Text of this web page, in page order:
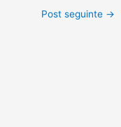
Post seguinte →